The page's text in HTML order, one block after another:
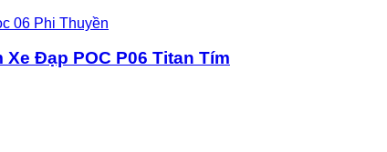
06 Phi Thuyền
Xe Đạp POC P06 Titan Tím